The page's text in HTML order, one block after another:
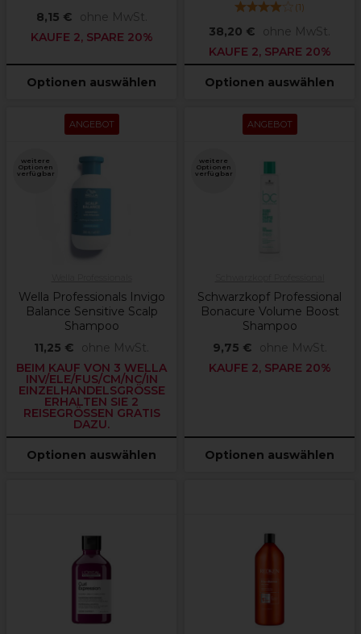
8,15 €
ohne MwSt.
KAUFE 2, SPARE 20%
Optionen auswählen
(1)
38,20 €
ohne MwSt.
KAUFE 2, SPARE 20%
Optionen auswählen
ANGEBOT
weitere
Optionen
verfügbar
Wella Professionals Invigo
Balance Sensitive Scalp
Shampoo
11,25 €
ohne MwSt.
BEIM KAUF VON 3 WELLA
INV/ELE/FUS/CM/NC/IN
EINZELHANDELSGRÖSSE E
RHALTEN SIE 2 R
EISEGRÖSSEN GRATIS DA
ZU.
Optionen auswählen
ANGEBOT
weitere
Optionen
verfügbar
Schwarzkopf Professional
Bonacure Volume Boost
Shampoo
9,75 €
ohne MwSt.
KAUFE 2, SPARE 20%
Optionen auswählen